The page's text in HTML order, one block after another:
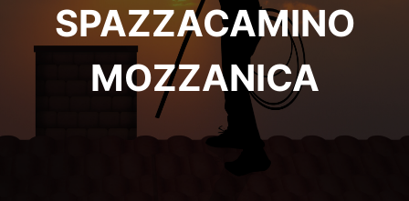
SPAZZACAMINO
MOZZANICA